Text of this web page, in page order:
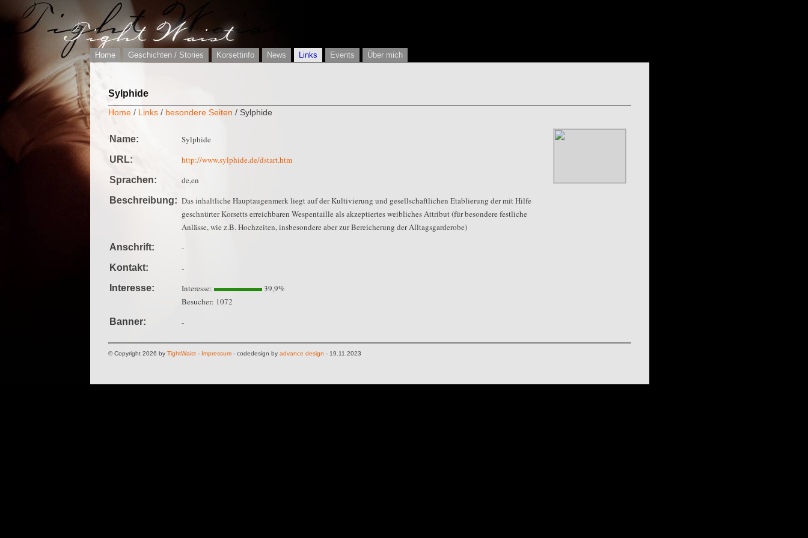
Home Geschichten / Stories Korsettinfo News Links Events Über mich
Sylphide
Home / Links / besondere Seiten / Sylphide
Name: Sylphide
URL: http://www.sylphide.de/dstart.htm
Sprachen: de,en
Beschreibung: Das inhaltliche Hauptaugenmerk liegt auf der Kultivierung und gesellschaftlichen Etablierung der mit Hilfe
geschnürter Korsetts erreichbaren Wespentaille als akzeptiertes weibliches Attribut (für besondere festliche
Anlässe, wie z.B. Hochzeiten, insbesondere aber zur Bereicherung der Alltagsgarderobe)
Anschrift: -
Kontakt: -
Interesse: Interesse:
39,9%
Besucher: 1072
Banner: -
© Copyright 2026 by TightWaist - Impressum - codedesign by advance design - 19.11.2023